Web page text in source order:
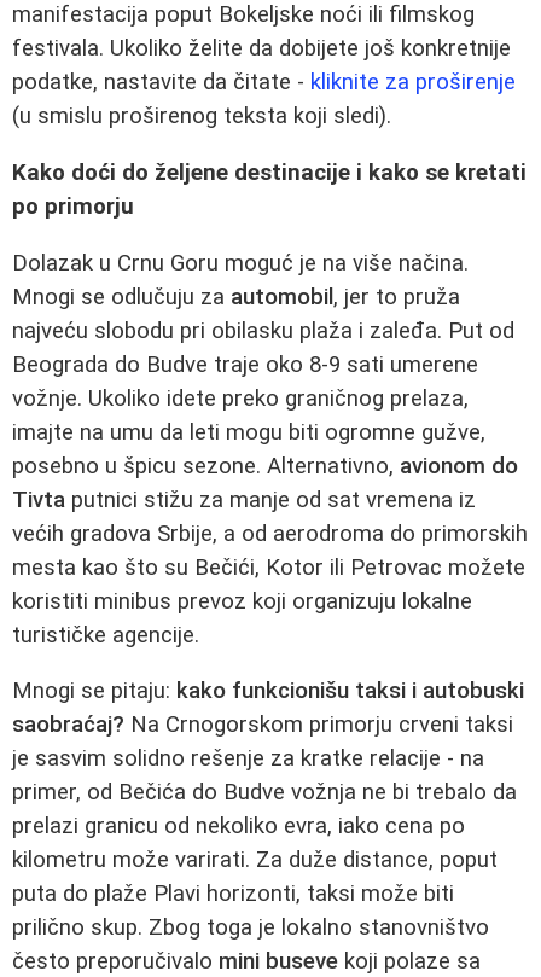
manifestacija poput Bokeljske noći ili filmskog
festivala. Ukoliko želite da dobijete još konkretnije
podatke, nastavite da čitate - kliknite za proširenje
(u smislu proširenog teksta koji sledi).
Kako doći do željene destinacije i kako se kretati
po primorju
Dolazak u Crnu Goru moguć je na više načina.
Mnogi se odlučuju za automobil, jer to pruža
najveću slobodu pri obilasku plaža i zaleđa. Put od
Beograda do Budve traje oko 8-9 sati umerene
vožnje. Ukoliko idete preko graničnog prelaza,
imajte na umu da leti mogu biti ogromne gužve,
posebno u špicu sezone. Alternativno, avionom do
Tivta putnici stižu za manje od sat vremena iz
većih gradova Srbije, a od aerodroma do primorskih
mesta kao što su Bečići, Kotor ili Petrovac možete
koristiti minibus prevoz koji organizuju lokalne
turističke agencije.
Mnogi se pitaju: kako funkcionišu taksi i autobuski
saobraćaj? Na Crnogorskom primorju crveni taksi
je sasvim solidno rešenje za kratke relacije - na
primer, od Bečića do Budve vožnja ne bi trebalo da
prelazi granicu od nekoliko evra, iako cena po
kilometru može varirati. Za duže distance, poput
puta do plaže Plavi horizonti, taksi može biti
prilično skup. Zbog toga je lokalno stanovništvo
često preporučivalo mini buseve koji polaze sa